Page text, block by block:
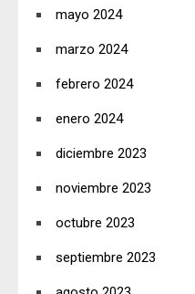
mayo 2024
marzo 2024
febrero 2024
enero 2024
diciembre 2023
noviembre 2023
octubre 2023
septiembre 2023